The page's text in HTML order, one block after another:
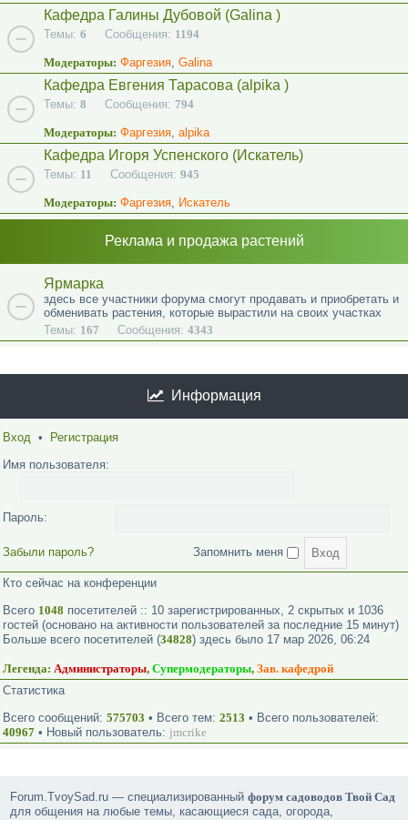
Кафедра Галины Дубовой (Galina )
Темы: 6 Сообщения: 1194
Модераторы: Фаргезия Galina
Кафедра Евгения Тарасова (alpika )
Темы: 8 Сообщения: 794
Модераторы: Фаргезия alpika
Кафедра Игоря Успенского (Искатель)
Темы: 11 Сообщения: 945
Модераторы: Фаргезия Искатель
Реклама и продажа растений
Ярмарка
здесь все участники форума смогут продавать и приобретать и
обменивать растения, которые вырастили на своих участках
Темы: 167 Сообщения: 4343
Информация
Вход • Регистрация
Имя пользователя:
Пароль:
Забыли пароль? Запомнить меня
Кто сейчас на конференции
Всего 1048 посетителей :: 10 зарегистрированных, 2 скрытых и 1036
гостей (основано на активности пользователей за последние 15 минут)
Больше всего посетителей (34828) здесь было 17 мар 2026, 06:24
Легенда: Администраторы, Супермодераторы, Зав. кафедрой
Статистика
Всего сообщений: 575703 • Всего тем: 2513 • Всего пользователей:
40967 • Новый пользователь: jmcrike
Forum.TvoySad.ru — специализированныйфорум садоводов Твой Сад
для общения на любые темы, касающиеся сада, огорода,